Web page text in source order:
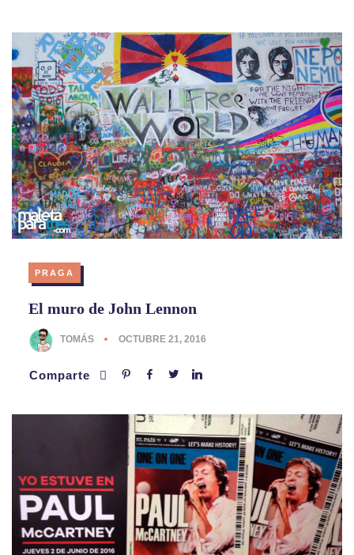
PRAGA
El muro de John Lennon
TOMÁS OCTUBRE 21, 2016
Comparte